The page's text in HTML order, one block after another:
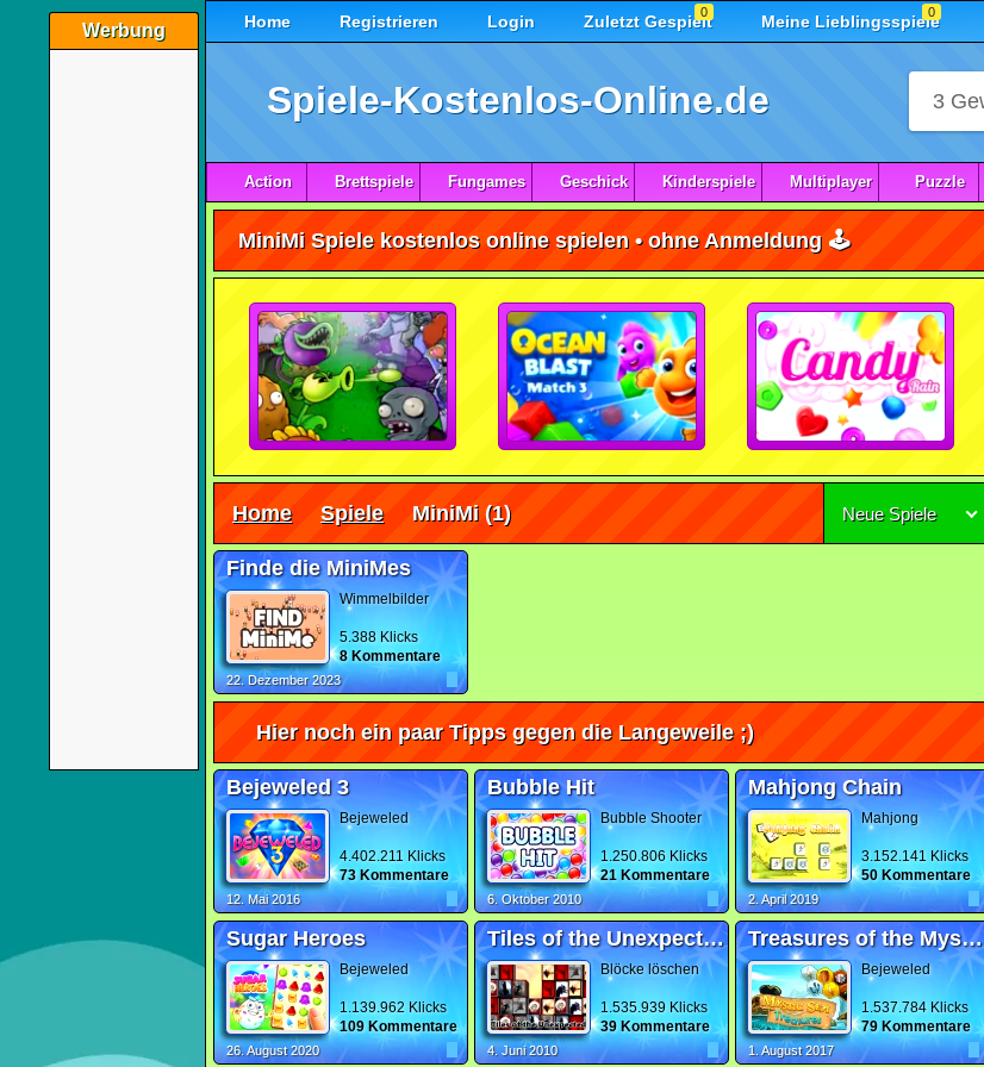
Werbung Home Registrieren Login Zuletzt Gespielt
0 Meine Lieblingsspiele
0
Spiele-Kostenlos-Online.de
Action Brettspiele Fungames Geschick Kinderspiele Multiplayer Puzzle
MiniMi Spiele kostenlos online spielen • ohne Anmeldung 🕹️
Home Spiele MiniMi (1) Neue Spiele
Finde die MiniMes
Wimmelbilder
5.388 Klicks
8 Kommentare
22. Dezember 2023
Hier noch ein paar Tipps gegen die Langeweile ;)
Bejeweled 3
Bejeweled
4.402.211 Klicks
73 Kommentare
12. Mai 2016
Bubble Hit
Bubble Shooter
1.250.806 Klicks
21 Kommentare
6. Oktober 2010
Mahjong Chain
Mahjong
3.152.141 Klicks
50 Kommentare
2. April 2019
Sugar Heroes
Bejeweled
1.139.962 Klicks
109 Kommentare
26. August 2020
Tiles of the Unexpected
Blöcke löschen
1.535.939 Klicks
39 Kommentare
4. Juni 2010
Treasures of the Mystic Sea 2
Bejeweled
1.537.784 Klicks
79 Kommentare
1. August 2017